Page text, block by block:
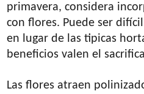
primavera, considera
con flores. Puede ser
en lugar de las tipicas
beneficios valen el
Las flores atraen